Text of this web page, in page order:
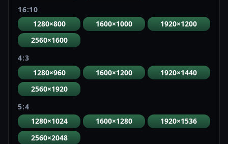
16:10
1280×800
1600×1000
1920×1200
2560×1600
4:3
1280×960
1600×1200
1920×1440
2560×1920
5:4
1280×1024
1600×1280
1920×1536
2560×2048